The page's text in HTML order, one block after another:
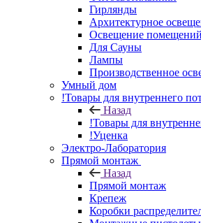
Гирлянды
Архитектурное
Освещение помещений
Для Сауны
Лампы
Производственное
Умный дом
!Товары для внутреннего
Назад
!Товары для
!Уценка
Электро-Лаборатория
Прямой монтаж
Назад
Прямой монтаж
Крепеж
Коробки